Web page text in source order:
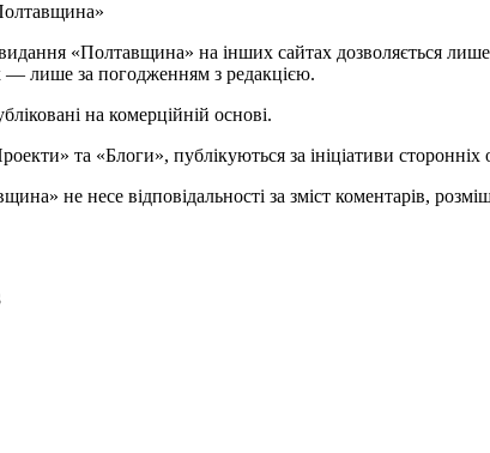
«Полтавщина» на інших сайтах дозволяється
лише за погодженням з редакцією.
на комерційній основі.
та «Блоги», публікуються за ініціативи сторонніх
не несе відповідальності за зміст коментарів,